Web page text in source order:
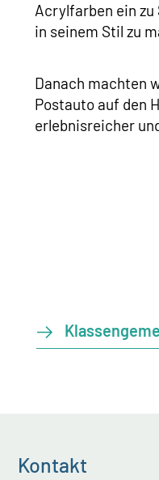
Acrylfarben ein zu
in seinem Stil zu
Danach machten
Postauto auf den
erlebnisreicher
Kontakt